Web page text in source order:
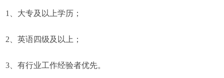
1、大专及以上学历；
2、英语四级及以上；
3、有行业工作经验者优先。